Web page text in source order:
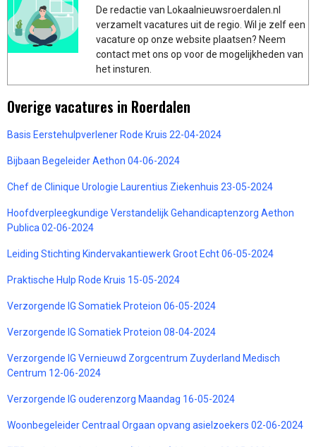
De redactie van Lokaalnieuwsroerdalen.nl
verzamelt vacatures uit de regio. Wil je zelf een
vacature op onze website plaatsen? Neem
contact met ons op voor de mogelijkheden van
het insturen.
Overige vacatures in Roerdalen
Basis Eerstehulpverlener Rode Kruis 22-04-2024
Bijbaan Begeleider Aethon 04-06-2024
Chef de Clinique Urologie Laurentius Ziekenhuis 23-05-2024
Hoofdverpleegkundige Verstandelijk Gehandicaptenzorg Aethon
Publica 02-06-2024
Leiding Stichting Kindervakantiewerk Groot Echt 06-05-2024
Praktische Hulp Rode Kruis 15-05-2024
Verzorgende IG Somatiek Proteion 06-05-2024
Verzorgende IG Somatiek Proteion 08-04-2024
Verzorgende IG Vernieuwd Zorgcentrum Zuyderland Medisch
Centrum 12-06-2024
Verzorgende IG ouderenzorg Maandag 16-05-2024
Woonbegeleider Centraal Orgaan opvang asielzoekers 02-06-2024